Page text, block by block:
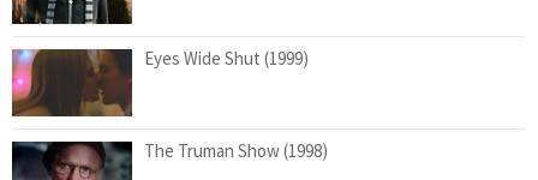
Eyes Wide Shut (1999)
The Truman Show (1998)